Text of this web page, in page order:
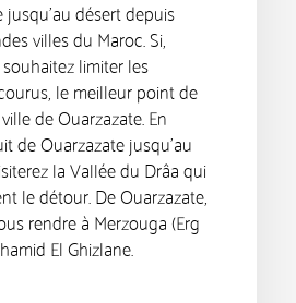
jusqu’au désert depuis
villes du Maroc. Si,
limiter les
le meilleur point de
de Ouarzazate. En
de Ouarzazate jusqu’au
la Vallée du Drâa qui
le détour. De Ouarzazate,
rendre à Merzouga (Erg
El Ghizlane.